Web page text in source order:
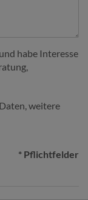
und habe Interesse
weitere
* Pflichtfelder